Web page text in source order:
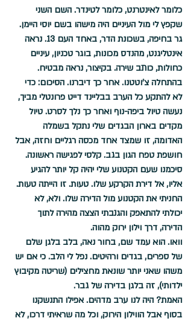
כלומר לאינטרנט, כלומר לטינדר. השם השני
שקפץ לי מול העיניים היה מישהו בשם יוסי היימן.
גר בחיפה, בשכונת הדר, באחד העם 13. נראה
אינטליגנט, מהנדס מכונות, בוגר טכניון, עיניים
כחולות, כותב שירה. בקיצור, נראה מבטיח.
בהתחלה צ'וטטנו. אחר כך דיברנו. הסיכום: כדי
לא להתקע כל הערב בבליינד דייט פרונטלי מביך,
נעשה טיול ביפה-נוף ואחר כך נלך לסרט. טיול
מקדים בארון הבגדים שלי נתקל בשמלה
האדומה, זו שמצד אחד מכסה רגליים וחזה, אבל
חושפת טפח הגון בגב. קלסי לפגישה ראשונה.
סיכמנו שעם הקטנוע שלי יהיה קל יותר להגיע
אליו, אל דירת הקרקע שלו. טעות. זו הייתה טעות.
החניתי את הקטנוע מול הדירה שלו. ולא, לא
יכולתי להתאפק והגנבתי הצצה מהירה לתוך
הדירה, דרך וילון ירוק מהוה.
וואו. הוא עמד שם, בחור נאה, בלב בלגן שלם
של ספרים, בגדים ורהיטים. נפל לי הלב. כי אם יש
משהו שאני יותר שונאת מחצילים (שריטה מקיבוץ
ילדותי), זה בלגן בדירה של גבר.
האמת? היה לנו ערב מדהים. אפילו התנשקנו
בסוף אבל הווילון הירוק, וכל מה שראיתי דרכו, לא